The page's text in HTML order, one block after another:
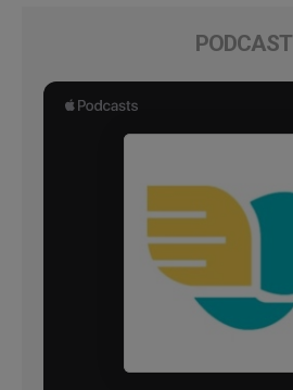
PODCAST